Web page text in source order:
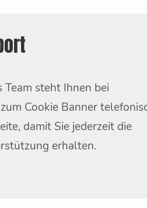
steht Ihnen bei
Cookie Banner
damit Sie jederzeit die
erhalten.